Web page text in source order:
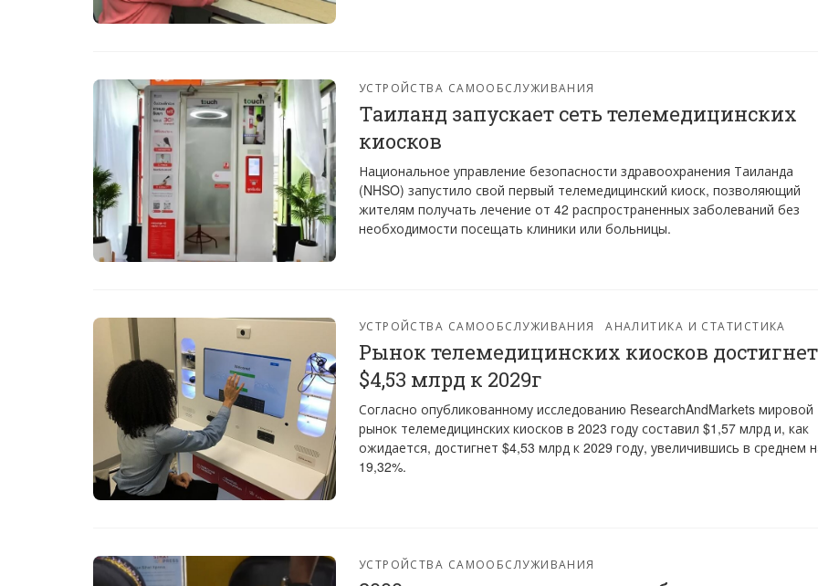
УСТРОЙСТВА САМООБСЛУЖИВАНИЯ
Таиланд запускает сеть телемедицинских
киосков
Национальное управление безопасности здравоохранения Таиланда
(NHSO) запустило свой первый телемедицинский киоск, позволяющий
жителям получать лечение от 42 распространенных заболеваний без
необходимости посещать клиники или больницы.
УСТРОЙСТВА САМООБСЛУЖИВАНИЯ АНАЛИТИКА И СТАТИСТИКА
Рынок телемедицинских киосков достигнет
$4,53 млрд к 2029г
Согласно опубликованному исследованию ResearchAndMarkets мировой
рынок телемедицинских киосков в 2023 году составил $1,57 млрд и, как
ожидается, достигнет $4,53 млрд к 2029 году, увеличившись в среднем
19,32%.
УСТРОЙСТВА САМООБСЛУЖИВАНИЯ